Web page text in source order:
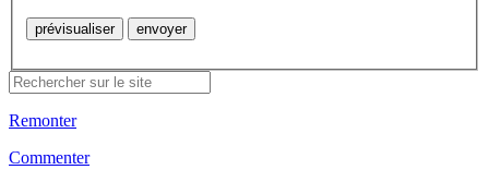
Remonter
Commenter